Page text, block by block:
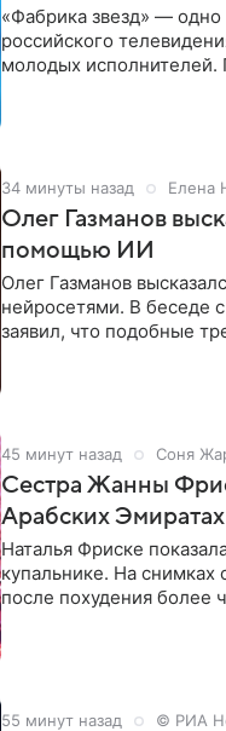
«Фабрика звезд» —
российского
молодых исполнителей.
34 минуты назад Елена
Олег Газманов
помощью ИИ
Олег Газманов
нейросетями. В беседе
заявил, что подобные
45 минут назад Соня
Сестра Жанны
Арабских Эмиратах
Наталья Фриске
купальнике. На снимках
после похудения более
55 минут назад © РИА